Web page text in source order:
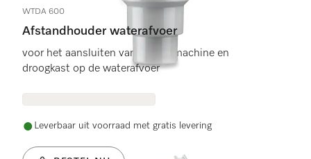
WTDA 600
Afstandhouder waterafvoer
voor het aansluiten van de wasmachine en
droogkast op de waterafvoer
Leverbaar uit voorraad met gratis levering